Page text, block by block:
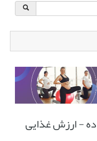
و پاسخ
نام کودک
- ارزش غذایی